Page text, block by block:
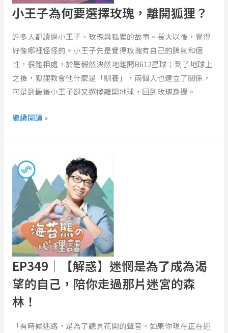
小王子為何要選擇玫瑰，離開狐狸？
許多人都讀過小王子、玫瑰與狐狸的故事。長大以後，覺得
好像哪裡怪怪的。小王子先是覺得玫瑰有自己的脾氣和個
性，很難相處，於是毅然決然地離開B612星球；到了地球上
之後，狐狸教會他什麼是「馴養」，兩個人也建立了關係，
可是到最後小王子卻又選擇離開地球，回到玫瑰身邊。
玫
瑰，
離
開
狐
狸？
繼續閱讀 »
EP349｜【解惑】迷惘是為了成為渴
望的自己，陪你走過那片迷宮的森
林！
「有時候迷路，是為了聽見花開的聲音。如果你現在正在迷
｜
【解
惑】
迷
惘
是
為
了
成
為
渴
的